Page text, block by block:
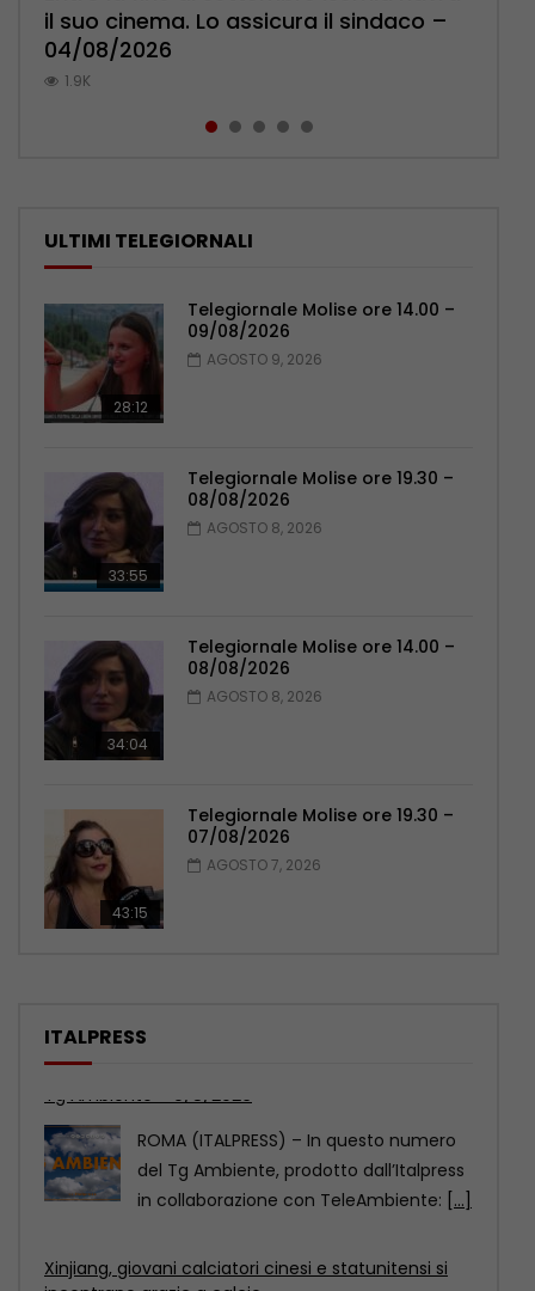
il suo cinema. Lo assicura il sindaco –
04/08/2026
1.9K
cittadini: ‘Abbiamo paura per i ragazzi’
– 07/08/2026
1.2K
l’ambulatorio per curare l’osteoporosi
– 06/08/2026
1.1K
Pensionati: più relazioni e servizi di
prossimità – 04/08/2026
1.1K
pronuncia sul ricongiungimento –
06/08/2026
1K
ULTIMI TELEGIORNALI
28:12
Telegiornale Molise ore 14.00 –
09/08/2026
AGOSTO 9, 2026
33:55
Telegiornale Molise ore 19.30 –
08/08/2026
AGOSTO 8, 2026
34:04
Telegiornale Molise ore 14.00 –
08/08/2026
AGOSTO 8, 2026
43:15
Telegiornale Molise ore 19.30 –
07/08/2026
AGOSTO 7, 2026
ITALPRESS
Xinjiang, giovani calciatori cinesi e statunitensi si
incontrano grazie a calcio
Uno scambio calcistico giovanile tra
Cina e Stati Uniti si è svolto nel fine